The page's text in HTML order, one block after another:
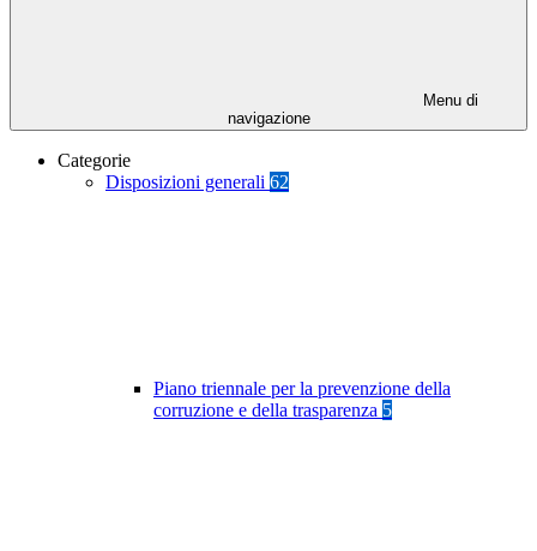
Menu di
navigazione
Categorie
Disposizioni generali 62
Piano triennale per la prevenzione della
corruzione e della trasparenza 5